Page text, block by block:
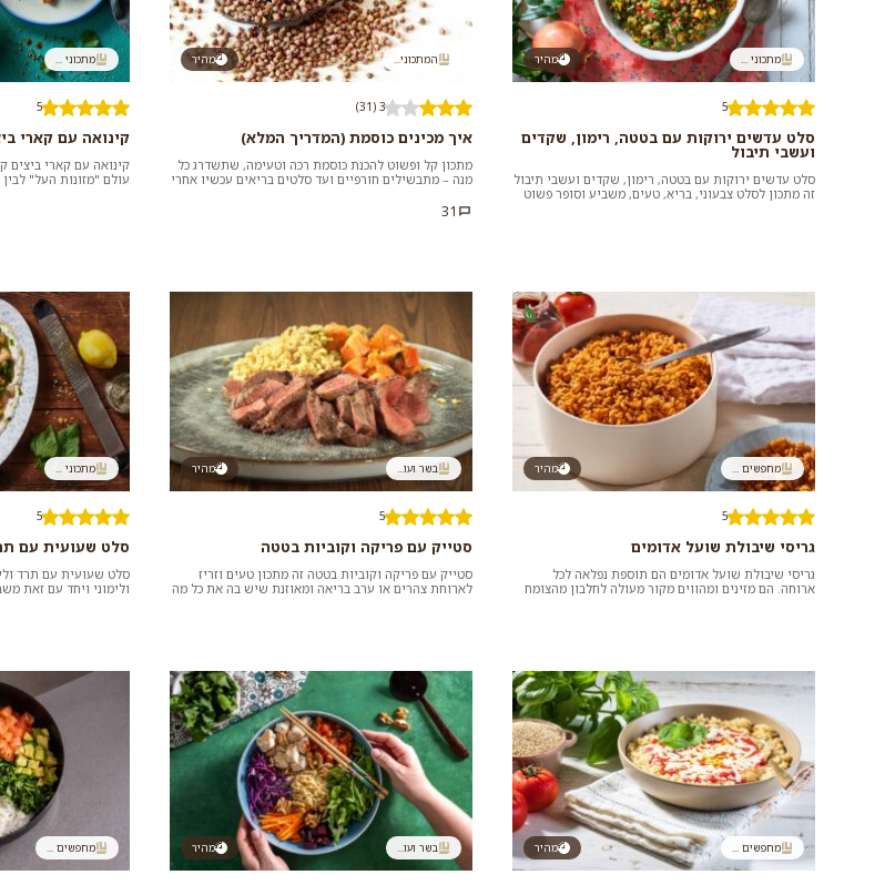
מהיר מתכוני ...
5
סלט עדשים ירוקות עם בטטה, רימון, שקדים
ועשבי תיבול
סלט עדשים ירוקות עם בטטה, רימון, שקדים ועשבי תיבול
זה מתכון לסלט צבעוני, בריא, טעים, משביע וסופר פשוט
מהיר המתכוני...
3 (31)
איך מכינים כוסמת (המדריך המלא)
מתכון קל ופשוט להכנת כוסמת רכה וטעימה, שתשדרג כל
מנה – מתבשילים חורפיים ועד סלטים בריאים עכשיו אחרי
31
מתכוני ...
5
קינואה עם קארי
קינואה עם קארי ביצים
עולם "מזונות העל"
מהיר מחפשים ...
5
גריסי שיבולת שועל אדומים
גריסי שיבולת שועל אדומים הם תוספת נפלאה לכל
ארוחה. הם מזינים ומהווים מקור מעולה לחלבון מהצומח
מהיר בשר ועו...
5
סטייק עם פריקה וקוביות בטטה
סטייק עם פריקה וקוביות בטטה זה מתכון טעים וזריז
לארוחת צהרים או ערב בריאה ומאוזנת שיש בה את כל מה
מתכוני ...
5
סלט שעועית עם
סלט שעועית עם תרד
ולימוני ויחד עם זאת
מהיר מחפשים ... מהיר בשר ועו... מחפשים ...